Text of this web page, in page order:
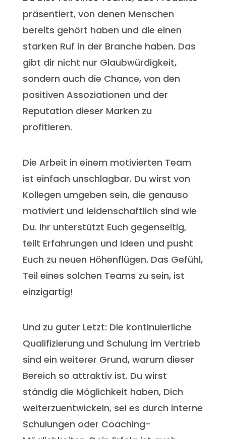
präsentiert, von denen Menschen
bereits gehört haben und die einen
starken Ruf in der Branche haben. Das
gibt dir nicht nur Glaubwürdigkeit,
sondern auch die Chance, von den
positiven Assoziationen und der
Reputation dieser Marken zu
profitieren.
Die Arbeit in einem motivierten Team
ist einfach unschlagbar. Du wirst von
Kollegen umgeben sein, die genauso
motiviert und leidenschaftlich sind wie
Du. Ihr unterstützt Euch gegenseitig,
teilt Erfahrungen und Ideen und pusht
Euch zu neuen Höhenflügen. Das Gefühl,
Teil eines solchen Teams zu sein, ist
einzigartig!
Und zu guter Letzt: Die kontinuierliche
Qualifizierung und Schulung im Vertrieb
sind ein weiterer Grund, warum dieser
Bereich so attraktiv ist. Du wirst
ständig die Möglichkeit haben, Dich
weiterzuentwickeln, sei es durch interne
Schulungen oder Coaching-